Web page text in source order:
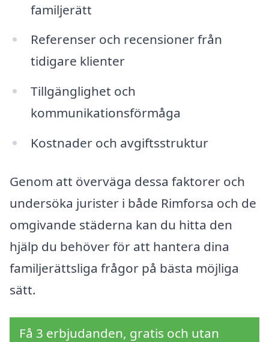
familjerätt
Referenser och recensioner från
tidigare klienter
Tillgänglighet och
kommunikationsförmåga
Kostnader och avgiftsstruktur
Genom att överväga dessa faktorer och
undersöka jurister i både Rimforsa och de
omgivande städerna kan du hitta den
hjälp du behöver för att hantera dina
familjerättsliga frågor på bästa möjliga
sätt.
Få 3 erbjudanden, gratis och utan